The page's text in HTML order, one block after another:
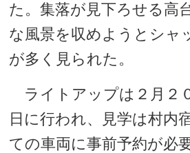
た。集落が見下ろせる高
な風景を収めようとシャ
が多く見られた。
ライトアップは２月２
日に行われ、見学は村内
ての車両に事前予約が必